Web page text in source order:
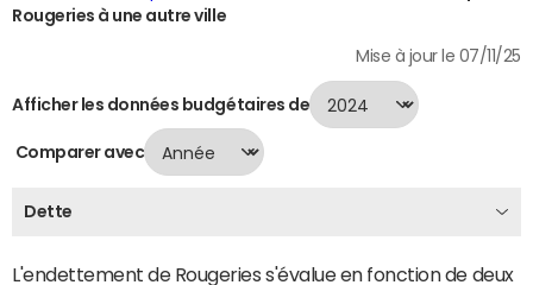
Rougeries à une autre ville
Mise à jour le 07/11/25
Afficher les données budgétaires de
Comparer avec
Dette
L'endettement de Rougeries s'évalue en fonction de deux